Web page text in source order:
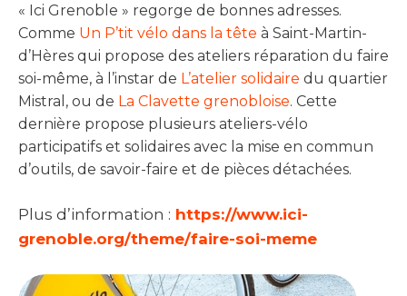
« Ici Grenoble » regorge de bonnes adresses.
Comme Un P’tit vélo dans la tête à Saint-Martin-
d’Hères qui propose des ateliers réparation du faire
soi-même, à l’instar de L’atelier solidaire du quartier
Mistral, ou de La Clavette grenobloise. Cette
dernière propose plusieurs ateliers-vélo
participatifs et solidaires avec la mise en commun
d’outils, de savoir-faire et de pièces détachées.
Plus d’information : https://www.ici-
grenoble.org/theme/faire-soi-meme